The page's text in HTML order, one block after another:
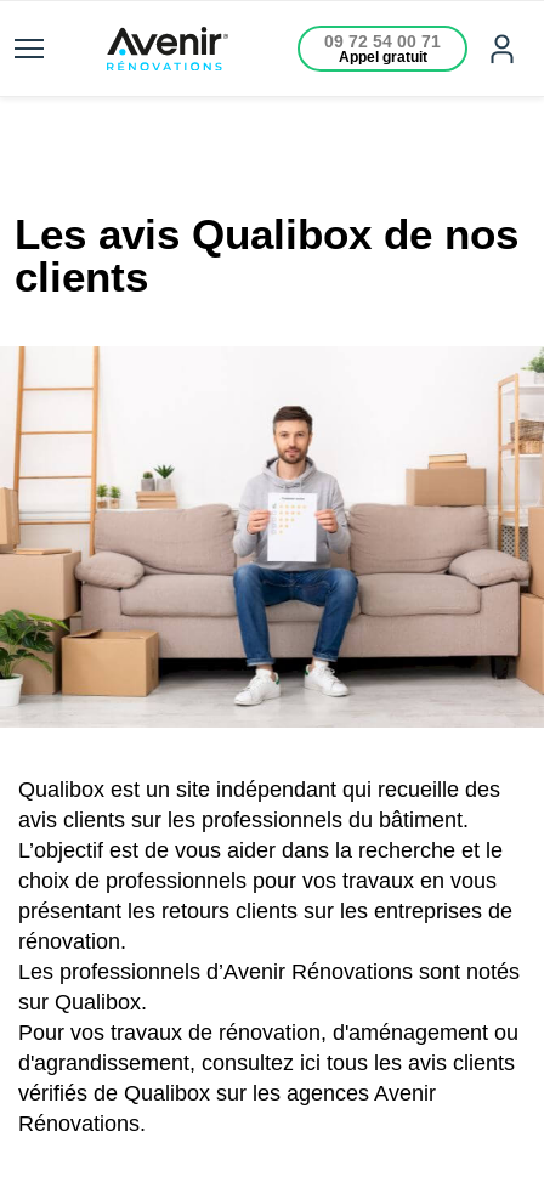
09 72 54 00 71
Appel gratuit
Les avis Qualibox de nos
clients
Qualibox est un site indépendant qui recueille des
avis clients sur les professionnels du bâtiment.
L’objectif est de vous aider dans la recherche et le
choix de professionnels pour vos travaux en vous
présentant les retours clients sur les entreprises de
rénovation.
Les professionnels d’Avenir Rénovations sont notés
sur Qualibox.
Pour vos travaux de rénovation, d'aménagement ou
d'agrandissement, consultez ici tous les avis clients
vérifiés de Qualibox sur les agences Avenir
Rénovations.